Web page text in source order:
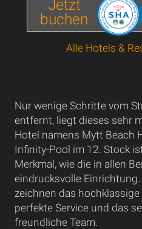
Jetzt
buchen
Alle Hotels &
Nur wenige Schritte vom
entfernt, liegt dieses sehr
Hotel namens Mytt Beach
Infinity-Pool im 12. Stock
Merkmal, wie die in allen
eindrucksvolle
zeichnen das
perfekte Service und das
freundliche Team.